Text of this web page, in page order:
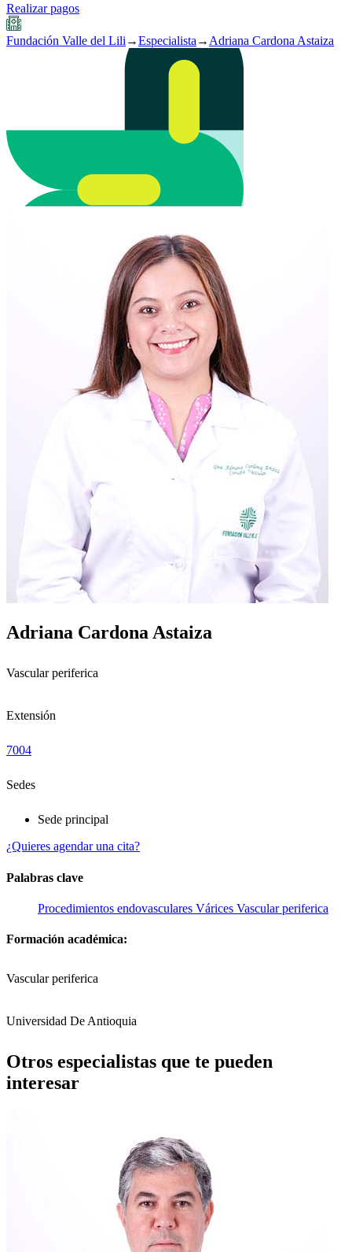
Realizar pagos
Fundación Valle del Lili →Especialista → Adriana Cardona Astaiza
Adriana Cardona Astaiza
Vascular periferica
Extensión
7004
Sedes
Sede principal
¿Quieres agendar una cita?
Palabras clave
Procedimientos endovasculares Várices Vascular periferica
Formación académica:
Vascular periferica
Universidad De Antioquia
Otros especialistas que te pueden
interesar